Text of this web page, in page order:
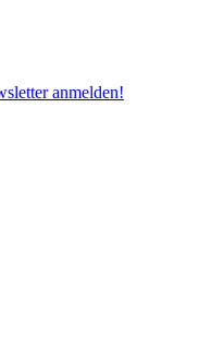
anmelden!